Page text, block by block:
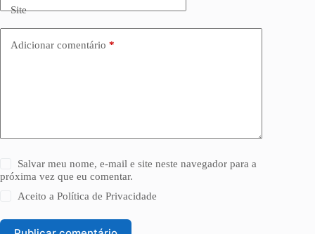
Site
Adicionar comentário *
Salvar meu nome, e-mail e site neste navegador para a
próxima vez que eu comentar.
Aceito aPolítica de Privacidade